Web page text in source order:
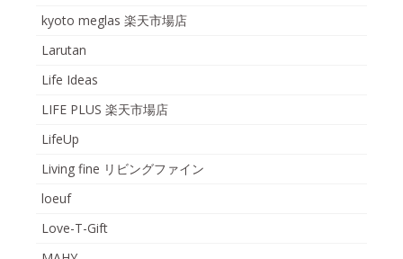
kyoto meglas 楽天市場店
Larutan
Life Ideas
LIFE PLUS 楽天市場店
LifeUp
Living fine リビングファイン
loeuf
Love-T-Gift